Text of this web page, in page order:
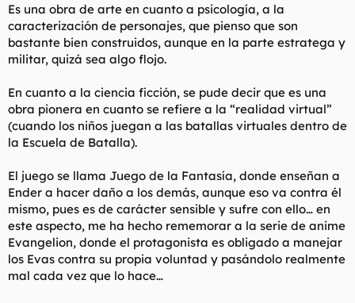
Es una obra de arte en cuanto a psicología, a la
caracterización de personajes, que pienso que son
bastante bien construidos, aunque en la parte estratega y
militar, quizá sea algo flojo.
En cuanto a la ciencia ficción, se pude decir que es una
obra pionera en cuanto se refiere a la “realidad virtual”
(cuando los niños juegan a las batallas virtuales dentro de
la Escuela de Batalla).
El juego se llama Juego de la Fantasía, donde enseñan a
Ender a hacer daño a los demás, aunque eso va contra él
mismo, pues es de carácter sensible y sufre con ello… en
este aspecto, me ha hecho rememorar a la serie de anime
Evangelion, donde el protagonista es obligado a manejar
los Evas contra su propia voluntad y pasándolo realmente
mal cada vez que lo hace…